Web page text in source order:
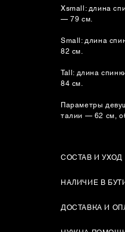
Xsmall: длина
— 79 см.
Small: длина
82 см.
Tall: длина
84 см.
Параметры
талии — 62 см,
СОСТАВ И УХОД
НАЛИЧИЕ В
ДОСТАВКА И